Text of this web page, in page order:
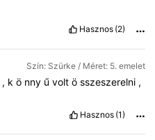
Hasznos (2)
Szín: Szürke / Méret: 5. emelet
, k ö nny ű volt ö sszeszerelni ,
Hasznos (1)